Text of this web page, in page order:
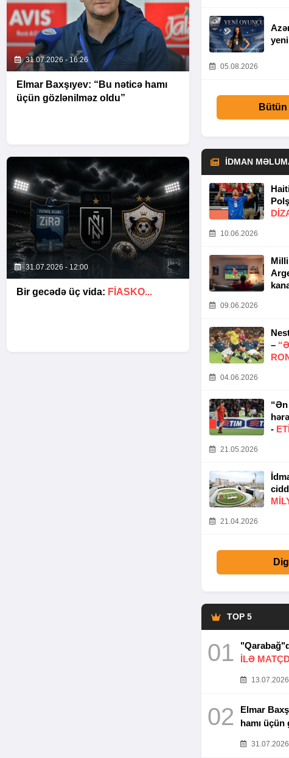
31.07.2026 - 16:26
Elmar Baxşıyev: “Bu nəticə hamı
üçün gözlənilməz oldu”
31.07.2026 - 12:00
Bir gecədə üç vida: FIASKO...
05.08.2026
İDMAN
10.06.2026
09.06.2026
–
04.06.2026
“Ən
-
21.05.2026
21.04.2026
TOP 5
01
İLƏ
13.07.2026
02
Elmar
hamı
31.07.2026